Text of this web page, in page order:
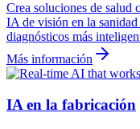
Crea soluciones de
IA de visión en la sanidad
diagnósticos más
Más información
IA en la fabricación